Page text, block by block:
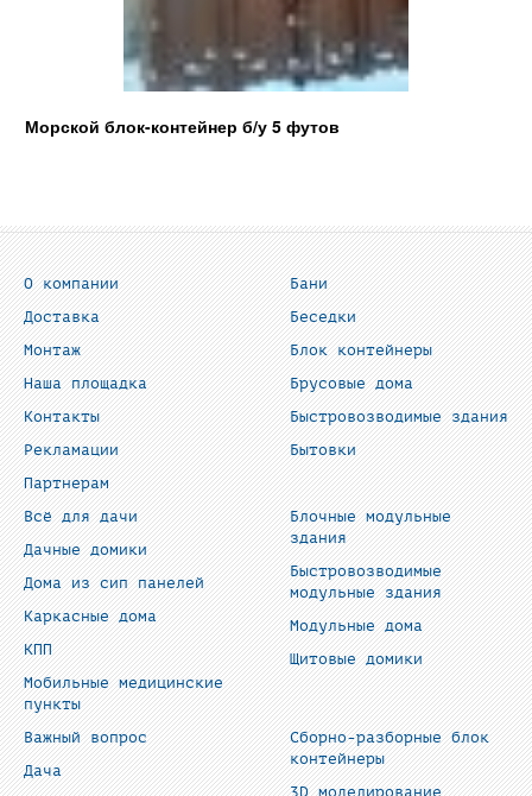
Морской блок-контейнер б/у 5 футов
О компании
Доставка
Монтаж
Наша площадка
Контакты
Рекламации
Партнерам
Бани
Беседки
Блок контейнеры
Брусовые дома
Быстровозводимые здания
Бытовки
Всё для дачи
Дачные домики
Дома из сип панелей
Каркасные дома
КПП
Мобильные медицинские
пункты
Блочные модульные
здания
Быстровозводимые
модульные здания
Модульные дома
Щитовые домики
Важный вопрос
Дача
Сборно-разборные блок
контейнеры
3D моделирование